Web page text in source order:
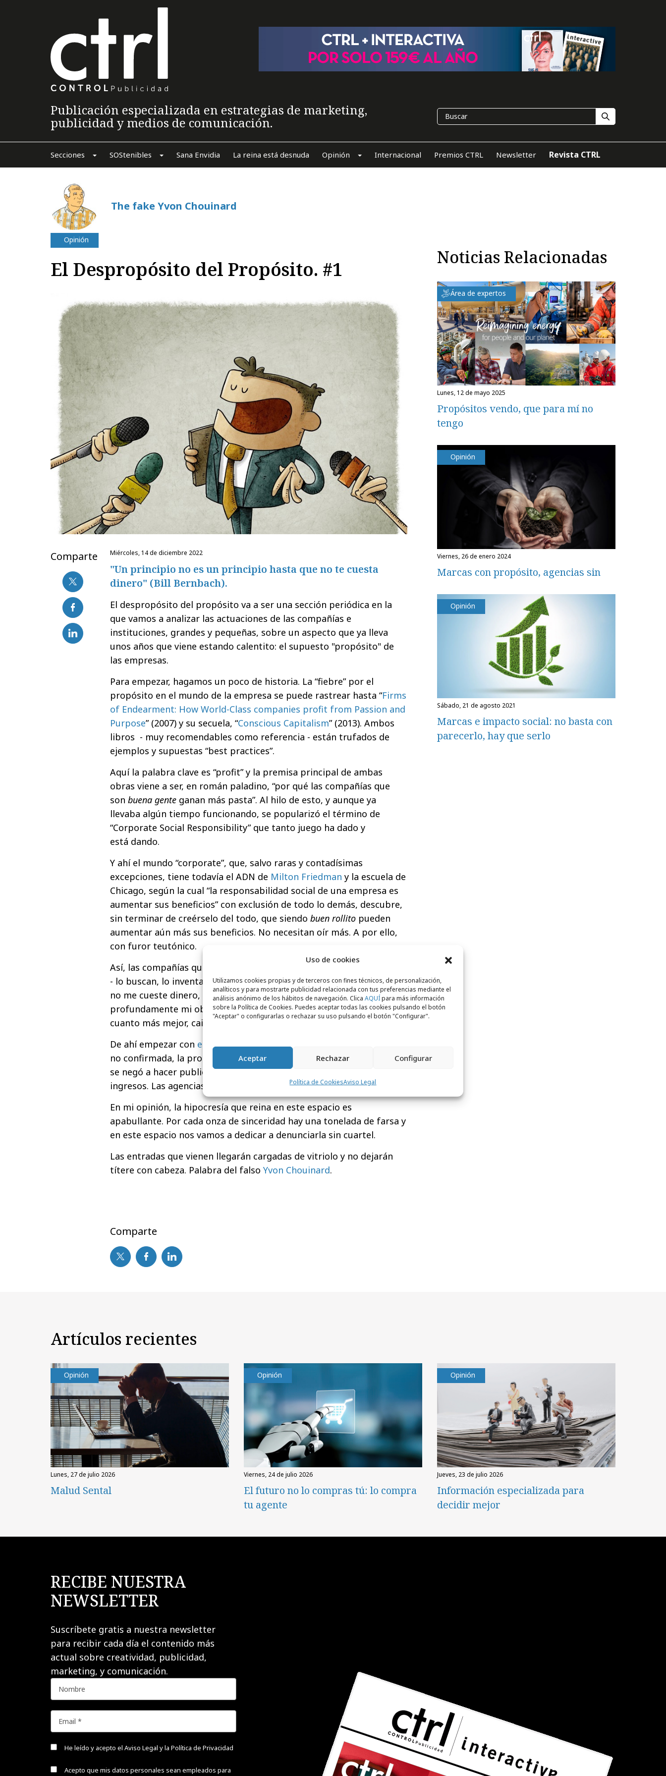
Uso de cookies
Utilizamos cookies propias y de terceros con fines técnicos, de personalización,
analíticos y para mostrarte publicidad relacionada con tus preferencias mediante el
análisis anónimo de los hábitos de navegación. Clica AQUÍpara más información
sobre la Política de Cookies. Puedes aceptar todas las cookies pulsando el botón
"Aceptar" o configurarlas o rechazar su uso pulsando el botón "Configurar".
Aceptar Rechazar Configurar
Política de CookiesAviso Legal
Publicación especializada en estrategias de marketing,
publicidad y medios de comunicación.
Secciones SOStenibles Sana Envidia La reina está desnuda Opinión Internacional Premios CTRL Newsletter Revista CTRL
The fake Yvon Chouinard
Opinión
El Despropósito del Propósito. #1
Comparte miércoles, 14 de diciembre 2022
"Un principio no es un principio hasta que no te cuesta
dinero" (Bill Bernbach).
El despropósito del propósito va a ser una sección periódica en la
que vamos a analizar las actuaciones de las compañías e
instituciones, grandes y pequeñas, sobre un aspecto que ya lleva
unos años que viene estando calentito: el supuesto "propósito" de
las empresas.
Para empezar, hagamos un poco de historia. La “fiebre” por el
propósito en el mundo de la empresa se puede rastrear hasta “Firms
of Endearment: How World-Class companies profit from Passion and
Purpose” (2007) y su secuela, “Conscious Capitalism” (2013). Ambos
libros - muy recomendables como referencia - están trufados de
ejemplos y supuestas “best practices”.
Aquí la palabra clave es “profit” y la premisa principal de ambas
obras viene a ser, en román paladino, “por qué las compañías que
son buena gente ganan más pasta”. Al hilo de esto, y aunque ya
llevaba algún tiempo funcionando, se popularizó el término de
“Corporate Social Responsibility” que tanto juego ha dado y
está dando.
Y ahí el mundo “corporate”, que, salvo raras y contadísimas
excepciones, tiene todavía el ADN de Milton Friedman y la escuela de
Chicago, según la cual “la responsabilidad social de una empresa es
aumentar sus beneficios” con exclusión de todo lo demás, descubre,
sin terminar de creérselo del todo, que siendo buen rollito pueden
aumentar aún más sus beneficios. No necesitan oír más. A por ello,
con furor teutónico.
Así, las compañías que no tenían un propósito en su ADN - el 99.99%
- lo buscan, lo inventan o lo alquilan, y si cuela, cuela. Pero eso sí, que
no me cueste dinero, o por lo menos no mucho. Y que no altere
profundamente mi objetivo principal, que sigue siendo sacar pasta,
cuanto más mejor, caiga quién caiga.
De ahí empezar con esta cita de Bill Bernbach
no confirmada, la pronunció cuando su agencia, la celebérrima DDB,
se negó a hacer publicidad de tabaco, con la consiguiente pérdida de
ingresos. Las agencias del siglo XXI ya podían tomar buena nota.
En mi opinión, la hipocresía que reina en este espacio es
apabullante. Por cada onza de sinceridad hay una tonelada de farsa y
en este espacio nos vamos a dedicar a denunciarla sin cuartel.
Las entradas que vienen llegarán cargadas de vitriolo y no dejarán
títere con cabeza. Palabra del falso Yvon Chouinard.
Comparte
Noticias Relacionadas
Área de expertos
lunes, 12 de mayo 2025
Propósitos vendo, que para mí no
tengo
Opinión
viernes, 26 de enero 2024
Marcas con propósito, agencias sin
Opinión
sábado, 21 de agosto 2021
Marcas e impacto social: no basta con
parecerlo, hay que serlo
Artículos recientes
Opinión
lunes, 27 de julio 2026
Malud Sental
Opinión
viernes, 24 de julio 2026
El futuro no lo compras tú: lo compra
tu agente
Opinión
jueves, 23 de julio 2026
Información especializada para
decidir mejor
RECIBE NUESTRA
NEWSLETTER
Suscríbete gratis a nuestra newsletter
para recibir cada día el contenido más
actual sobre creatividad, publicidad,
marketing, y comunicación.
He leído y acepto el Aviso Legal y la Política de Privacidad
Acepto que mis datos personales sean empleados para